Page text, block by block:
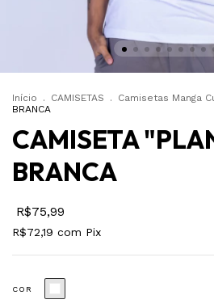
Início . CAMISETAS . Camisetas Manga
BRANCA
CAMISETA
BRANCA
R$75,99
R$72,19 com Pix
COR